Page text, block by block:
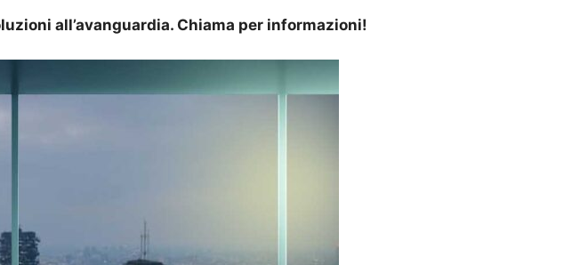
all’avanguardia. Chiama per informazioni!